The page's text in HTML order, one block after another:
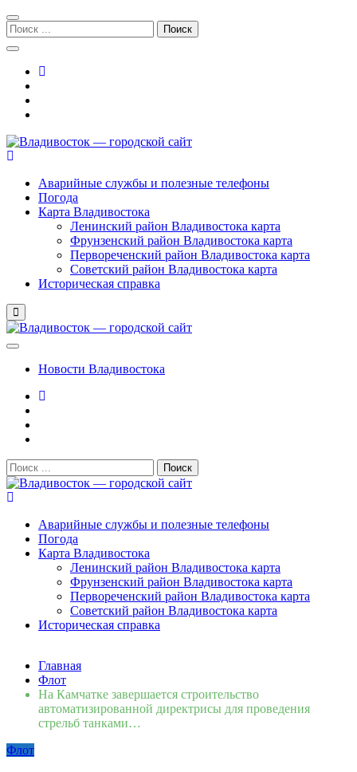
Перейти
к
навигации
Перейти
к
содержимому
Поиск:
Аварийные службы и полезные телефоны
Погода
Карта Владивостока
Ленинский район Владивостока карта
Фрунзенский район Владивостока карта
Первореченский район Владивостока карта
Советский район Владивостока карта
Историческая справка
Новости Владивостока
Поиск:
Аварийные службы и полезные телефоны
Погода
Карта Владивостока
Ленинский район Владивостока карта
Фрунзенский район Владивостока карта
Первореченский район Владивостока карта
Советский район Владивостока карта
Историческая справка
Сломалась бытовая техника во Владивостоке: как
быстро вернуть комфорт в дом и из...06.08.2026
Мобильная реклама на общественном транспорте: как
раскрутить бренд во Владивосто...
Главная
Флот
На Камчатке завершается строительство
автоматизированной директрисы для проведения
стрельб танками…
Флот